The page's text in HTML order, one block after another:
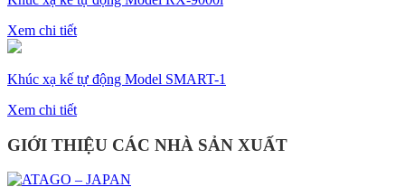
Xem chi tiết
Khúc xạ kế tự động Model SMART-1
Xem chi tiết
GIỚI THIỆU CÁC NHÀ SẢN XUẤT